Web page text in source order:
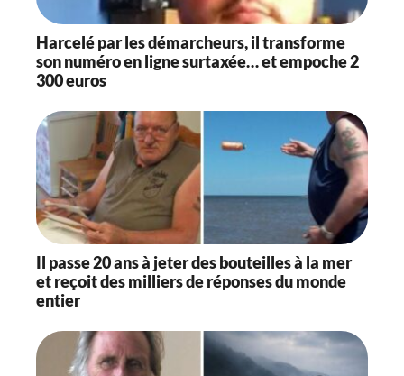
Harcelé par les démarcheurs, il transforme
son numéro en ligne surtaxée… et empoche 2
300 euros
Il passe 20 ans à jeter des bouteilles à la mer
et reçoit des milliers de réponses du monde
entier